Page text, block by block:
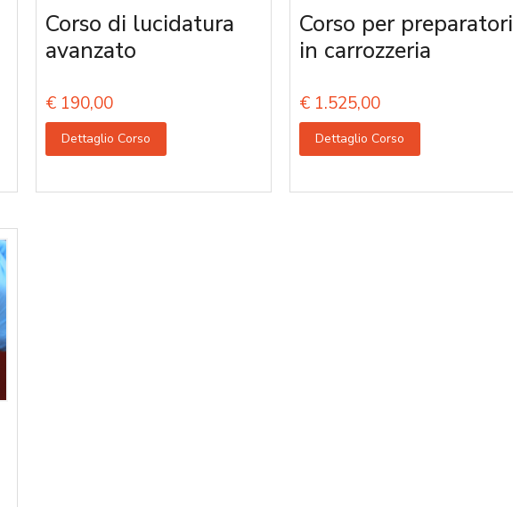
Corso di lucidatura
avanzato
€ 190,00
Dettaglio Corso
Corso per preparatori
in carrozzeria
€ 1.525,00
Dettaglio Corso